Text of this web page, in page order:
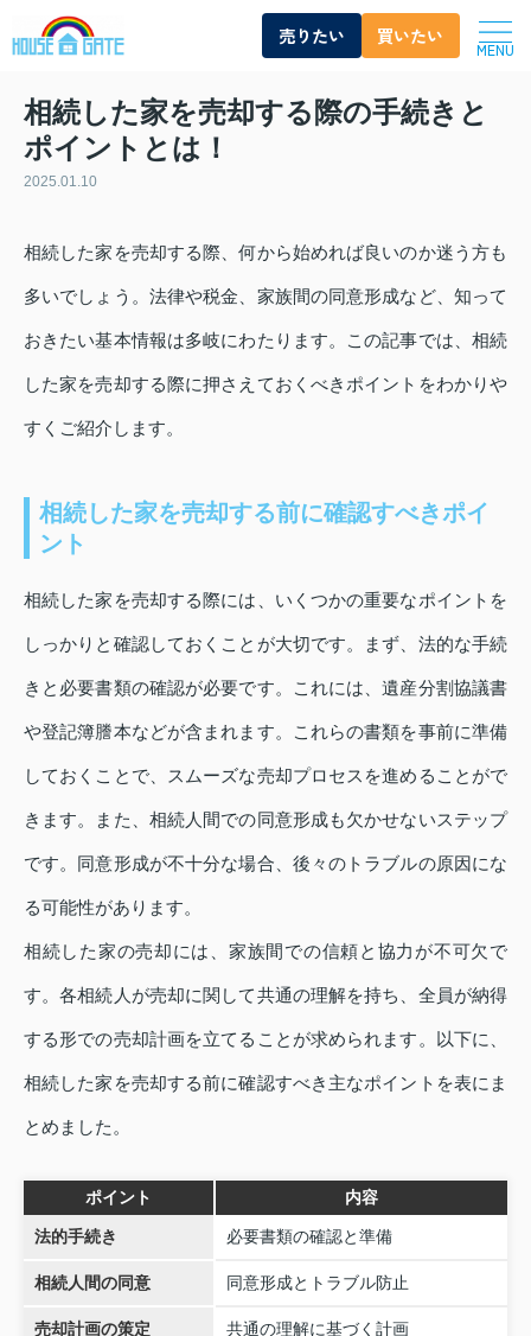
売りたい 買いたい
MENU
相続した家を売却する際の手続きと
ポイントとは！
2025.01.10
相続した家を売却する際、何から始めれば良いのか迷う方も
多いでしょう。法律や税金、家族間の同意形成など、知って
おきたい基本情報は多岐にわたります。この記事では、相続
した家を売却する際に押さえておくべきポイントをわかりや
すくご紹介します。
相続した家を売却する前に確認すべきポイ
ント
相続した家を売却する際には、いくつかの重要なポイントを
しっかりと確認しておくことが大切です。まず、法的な手続
きと必要書類の確認が必要です。これには、遺産分割協議書
や登記簿謄本などが含まれます。これらの書類を事前に準備
しておくことで、スムーズな売却プロセスを進めることがで
きます。また、相続人間での同意形成も欠かせないステップ
です。同意形成が不十分な場合、後々のトラブルの原因にな
る可能性があります。
相続した家の売却には、家族間での信頼と協力が不可欠で
す。各相続人が売却に関して共通の理解を持ち、全員が納得
する形での売却計画を立てることが求められます。以下に、
相続した家を売却する前に確認すべき主なポイントを表にま
とめました。
ポイント 内容
法的手続き 必要書類の確認と準備
相続人間の同意 同意形成とトラブル防止
売却計画の策定 共通の理解に基づく計画